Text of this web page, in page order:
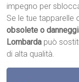
impegno per
Se le tue tapparelle
obsolete o
Lombarda può
di alta qualità.